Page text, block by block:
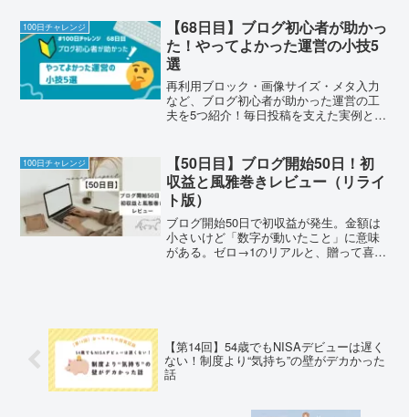
ッと向上！
100日チャレンジ
【68日目】ブログ初心者が助かっ
た！やってよかった運営の小技5
選
再利用ブロック・画像サイズ・メタ入力
など、ブログ初心者が助かった運営の工
夫を5つ紹介！毎日投稿を支えた実例と続
100日チャレンジ
【50日目】ブログ開始50日！初
収益と風雅巻きレビュー（リライ
ト版）
ブログ開始50日で初収益が発生。金額は
小さいけど「数字が動いたこと」に意味
がある。ゼロ→1のリアルと、贈って喜ば
【第14回】54歳でもNISAデビューは遅く
ない！制度より“気持ち”の壁がデカかった
話